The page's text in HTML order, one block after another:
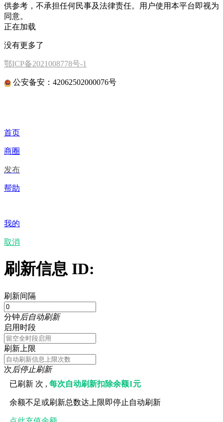
供参考，不承担任何民事及法律责任。用户使用本平台即视为
同意。
正在加载
没有更多了
鄂ICP备2021008778号-1
公安备安：42062502000076号
首页
商圈
发布
帮助
我的
取消
刷新信息 ID:
刷新间隔
分钟后自动刷新
启用时段
刷新上限
次后停止刷新
已刷新 次 ,每次自动刷新扣除余额1元
余额不足或刷新总数达上限即停止自动刷新